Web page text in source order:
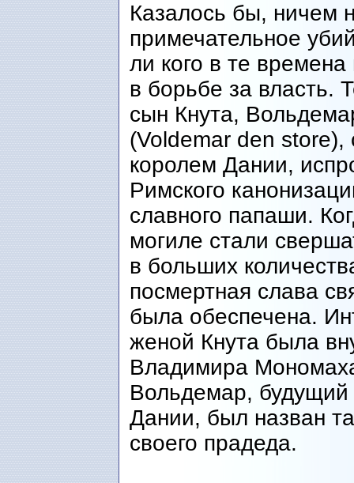
Казалось бы, ничем
примечательное
ли кого в те
в борьбе за власть.
сын Кнута,
(Voldemar den store),
королем Дании,
Римского
славного папаши.
могиле стали
в больших
посмертная слава
была обеспечена.
женой Кнута была
Владимира
Вольдемар, будущий
Дании, был назван
своего прадеда.